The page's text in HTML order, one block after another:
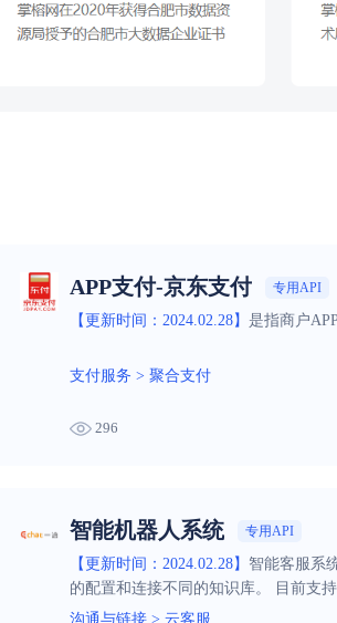
APP支付-京东支付 专用API
【更新时间：2024.02.28】 是指商户
支付服务 > 聚合支付
296
智能机器人系统 专用API
【更新时间：2024.02.28】 智能客服系
的配置和连接不同的知识库。 目前支
沟通与链接 > 云客服